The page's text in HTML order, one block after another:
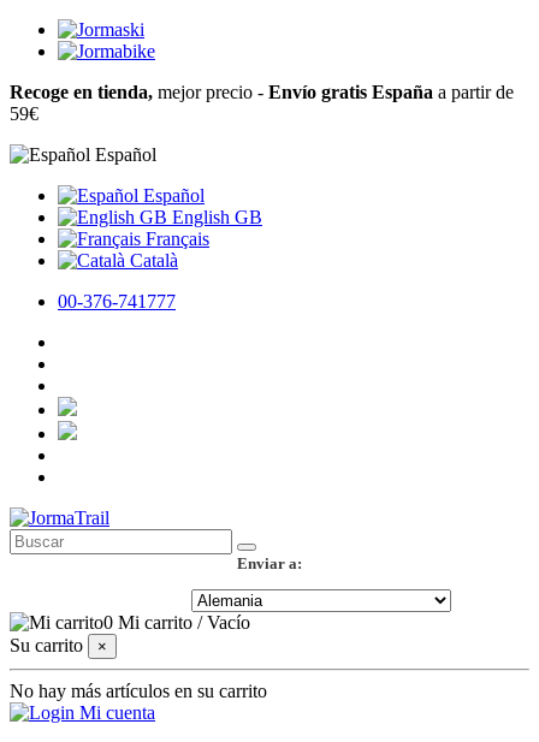
Recoge en tienda, mejor precio - Envío gratis España a partir de
59€
Español
Español
English GB
Français
Català
00-376-741777
Enviar a:
0 Mi carrito /Vacío
Su carrito
×
No hay más artículos en su carrito
Mi cuenta